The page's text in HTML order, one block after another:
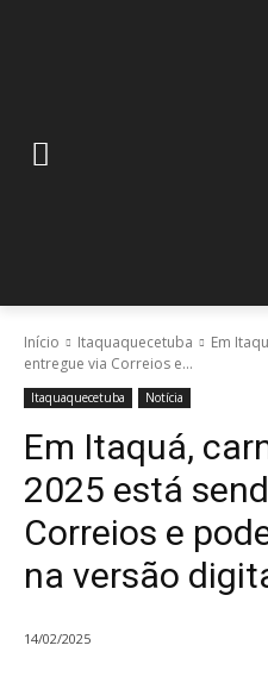
Início Itaquaquecetuba
Em
entregue via Correios e...
Itaquaquecetuba Notícia
Em Itaquá,
2025 está
Correios e
na versão
14/02/2025